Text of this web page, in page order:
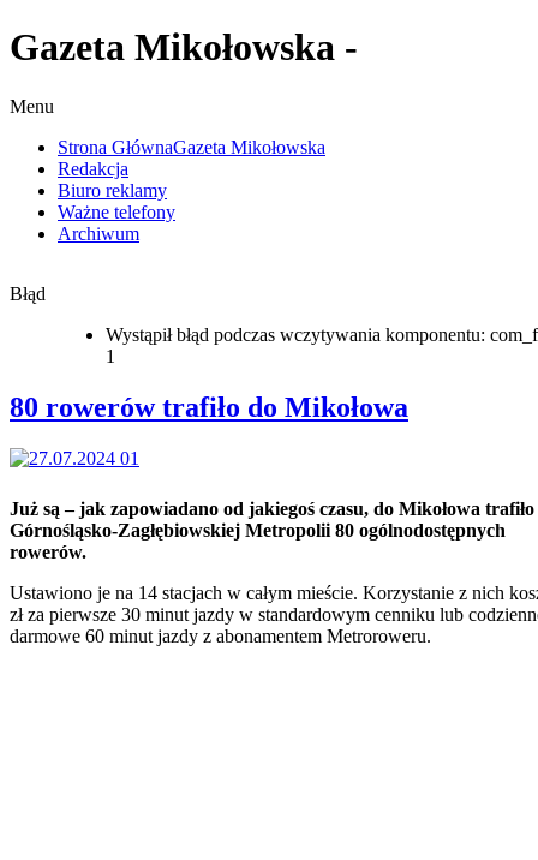
Gazeta Mikołowska -
Menu
Strona GłównaGazeta Mikołowska
Redakcja
Biuro reklamy
Ważne telefony
Archiwum
Błąd
Wystąpił błąd podczas wczytywania komponentu:
1
80 rowerów trafiło do Mikołowa
Już są – jak zapowiadano od jakiegoś czasu, do Mikołowa trafiło
Górnośląsko-Zagłębiowskiej Metropolii 80 ogólnodostępnych
rowerów.
Ustawiono je na 14 stacjach w całym mieście. Korzystanie z nich
zł za pierwsze 30 minut jazdy w standardowym cenniku lub
darmowe 60 minut jazdy z abonamentem Metroroweru.